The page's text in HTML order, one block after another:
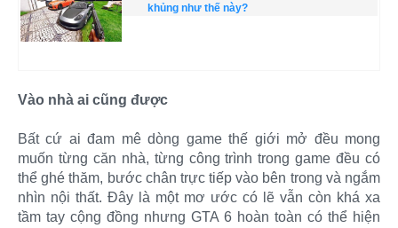
khủng như thế này?
Vào nhà ai cũng được
Bất cứ ai đam mê dòng game thế giới mở đều mong
muốn từng căn nhà, từng công trình trong game đều có
thể ghé thăm, bước chân trực tiếp vào bên trong và ngắm
nhìn nội thất. Đây là một mơ ước có lẽ vẫn còn khá xa
tầm tay cộng đồng nhưng GTA 6 hoàn toàn có thể hiện